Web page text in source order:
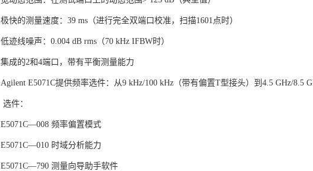
极快的测量速度：39 ms（进行完全双端口校准，扫描1601点时）
低迹线噪声：0.004 dB rms（70 kHz IFBW时）
集成的2和4端口，带有平衡测量能力
Agilent E5071C提供频率选件：从9 kHz/100 kHz（带有偏置T型接头）到4.5 GHz/8.5
选件：
E5071C—008 频率偏置模式
E5071C—010 时域分析能力
E5071C—790 测量向导助手软件